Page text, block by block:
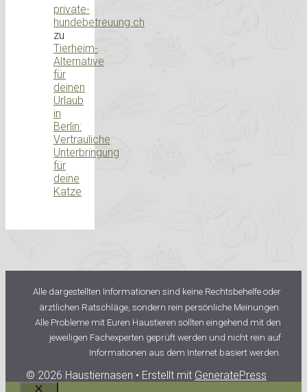
private-
hundebetreuung.ch
zu
Tierheim-
Alternative
für
deinen
Urlaub
in
Berlin:
Vertrauliche
Unterbringung
für
deine
Katze
Alle dargestellten Informationen sind keine Rechtsbehelfe oder
ärztlichen Ratschläge, sondern rein persönliche Meinungen.
Alle Probleme mit Euren Haustieren sollten eingehend mit den
jeweiligen Fachexperten geprüft werden und nicht rein auf
Informationen aus dem Internet basiert werden.
© 2026 Haustiernasen • Erstellt mit GeneratePress